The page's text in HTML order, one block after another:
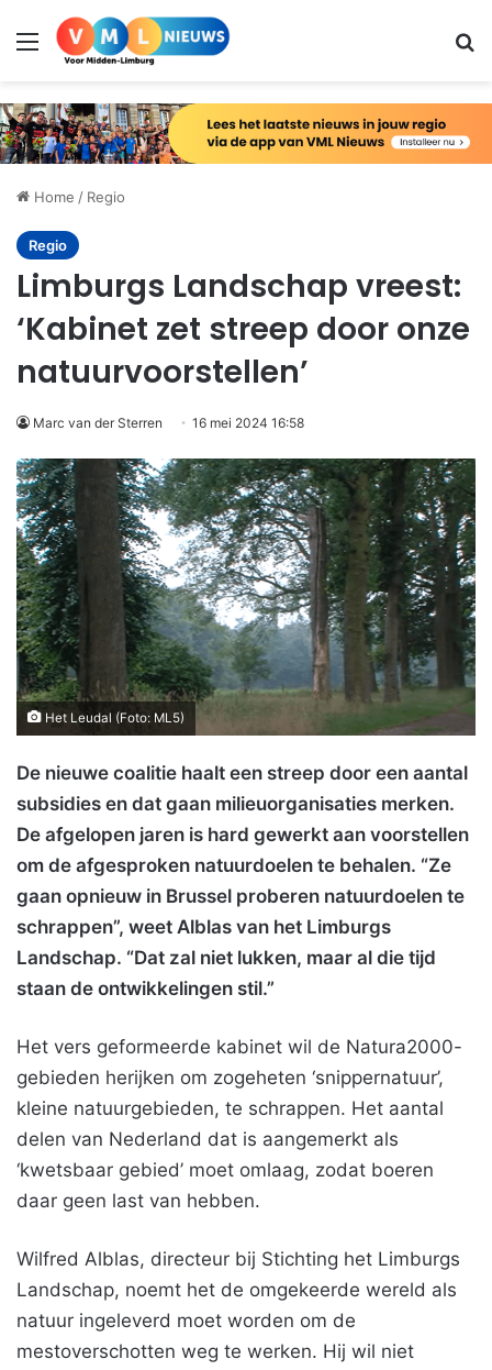
Menu
Home / Regio
Regio
Limburgs Landschap vreest:
‘Kabinet zet streep door onze
natuurvoorstellen’
Marc van der Sterren 16 mei 2024 16:58
Het Leudal (Foto: ML5)
De nieuwe coalitie haalt een streep door een aantal
subsidies en dat gaan milieuorganisaties merken.
De afgelopen jaren is hard gewerkt aan voorstellen
om de afgesproken natuurdoelen te behalen. “Ze
gaan opnieuw in Brussel proberen natuurdoelen te
schrappen”, weet Alblas van het Limburgs
Landschap. “Dat zal niet lukken, maar al die tijd
staan de ontwikkelingen stil.”
Het vers geformeerde kabinet wil de Natura2000-
gebieden herijken om zogeheten ‘snippernatuur’,
kleine natuurgebieden, te schrappen. Het aantal
delen van Nederland dat is aangemerkt als
‘kwetsbaar gebied’ moet omlaag, zodat boeren
daar geen last van hebben.
Wilfred Alblas, directeur bij Stichting het Limburgs
Landschap, noemt het de omgekeerde wereld als
natuur ingeleverd moet worden om de
mestoverschotten weg te werken. Hij wil niet